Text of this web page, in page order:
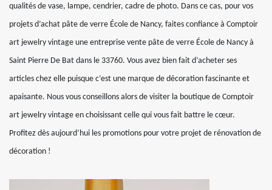
qualités de vase, lampe, cendrier, cadre de photo. Dans ce cas, pour vos
projets d’achat pâte de verre École de Nancy, faites confiance à Comptoir
art jewelry vintage une entreprise vente pâte de verre École de Nancy à
Saint Pierre De Bat dans le 33760. Vous avez bien fait d’acheter ses
articles chez elle puisque c’est une marque de décoration fascinante et
apaisante. Nous vous conseillons alors de visiter la boutique de Comptoir
art jewelry vintage en choisissant celle qui vous fait battre le cœur.
Profitez dès aujourd’hui les promotions pour votre projet de rénovation de
décoration !